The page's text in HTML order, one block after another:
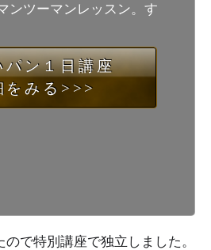
ンツーマンレッスン。す
パン１日講座
をみる>>>
で特別講座で独立しました。